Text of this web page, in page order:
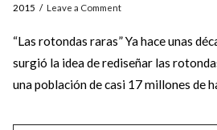
2015
Leave a Comment
“Las rotondas raras” Ya hace unas
surgió la idea de rediseñar las
una población de casi 17 millones de